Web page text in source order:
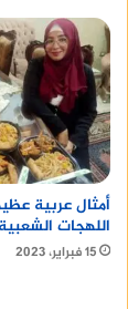
أقرأ أيضا :
أمثال عربية
اللهجات
15 فبراير، 2023